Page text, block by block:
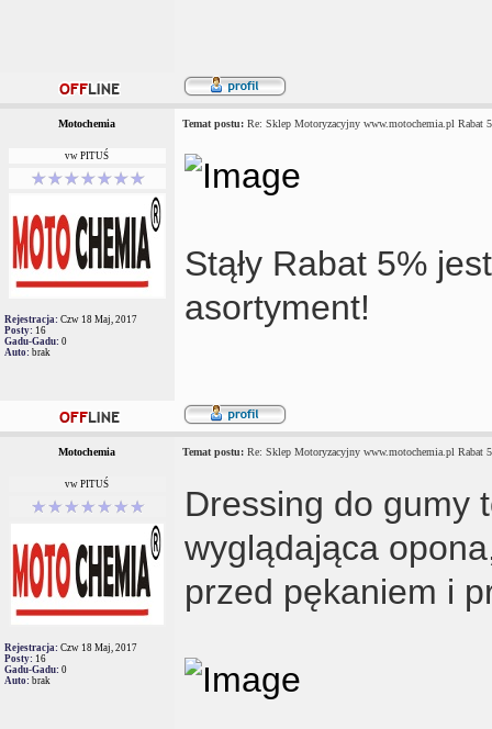
Motochemia Temat postu: Re: Sklep Motoryzacyjny www.motochemia.pl Rabat
vw PITUŚ
Rejestracja: Czw 18 Maj, 2017
Posty: 16
Gadu-Gadu: 0
Auto: brak
Stąły Rabat 5%
asortyment!
Motochemia Temat postu: Re: Sklep Motoryzacyjny www.motochemia.pl Rabat
vw PITUŚ
Rejestracja: Czw 18 Maj, 2017
Posty: 16
Gadu-Gadu: 0
Auto: brak
Dressing do gumy
wyglądająca
przed pękaniem i